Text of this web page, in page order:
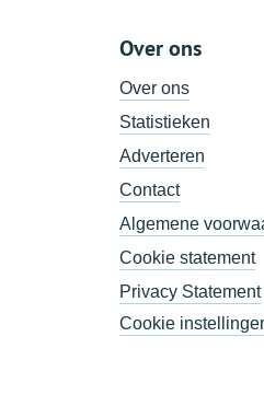
Over ons
Over ons
Statistieken
Adverteren
Contact
Algemene
Cookie statement
Privacy Statement
Cookie